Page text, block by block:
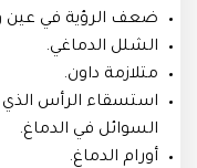
ضعف الرؤية في عين
الشلل الدماغي.
متلازمة داون.
استسقاء الرأس
السوائل في الدماغ.
أورام الدماغ.